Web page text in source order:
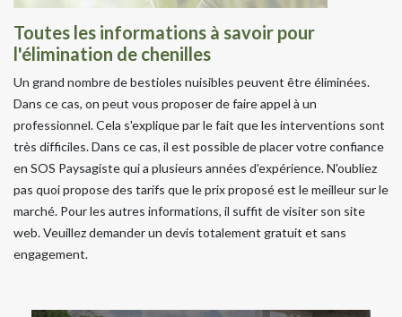
Toutes les informations à savoir pour
l'élimination de chenilles
Un grand nombre de bestioles nuisibles peuvent être éliminées.
Dans ce cas, on peut vous proposer de faire appel à un
professionnel. Cela s'explique par le fait que les interventions sont
très difficiles. Dans ce cas, il est possible de placer votre confiance
en SOS Paysagiste qui a plusieurs années d'expérience. N'oubliez
pas quoi propose des tarifs que le prix proposé est le meilleur sur le
marché. Pour les autres informations, il suffit de visiter son site
web. Veuillez demander un devis totalement gratuit et sans
engagement.